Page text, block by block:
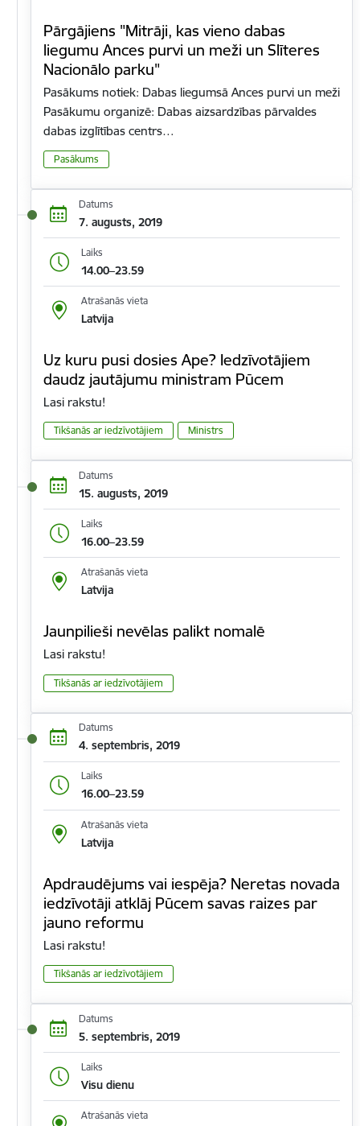
Pārgājiens "Mitrāji, kas vieno dabas
liegumu Ances purvi un meži un Slīteres
Nacionālo parku"
Pasākums notiek: Dabas liegumsā Ances purvi un meži
Pasākumu organizē: Dabas aizsardzības pārvaldes
dabas izglītības centrs…
Pasākums
Datums
7. augusts, 2019
Laiks
14.00–23.59
Atrašanās vieta
Latvija
Uz kuru pusi dosies Ape? Iedzīvotājiem
daudz jautājumu ministram Pūcem
Lasi rakstu!
Tikšanās ar iedzīvotājiem Ministrs
Datums
15. augusts, 2019
Laiks
16.00–23.59
Atrašanās vieta
Latvija
Jaunpilieši nevēlas palikt nomalē
Lasi rakstu!
Tikšanās ar iedzīvotājiem
Datums
4. septembris, 2019
Laiks
16.00–23.59
Atrašanās vieta
Latvija
Apdraudējums vai iespēja? Neretas novada
iedzīvotāji atklāj Pūcem savas raizes par
jauno reformu
Lasi rakstu!
Tikšanās ar iedzīvotājiem
Datums
5. septembris, 2019
Laiks
Visu dienu
Atrašanās vieta